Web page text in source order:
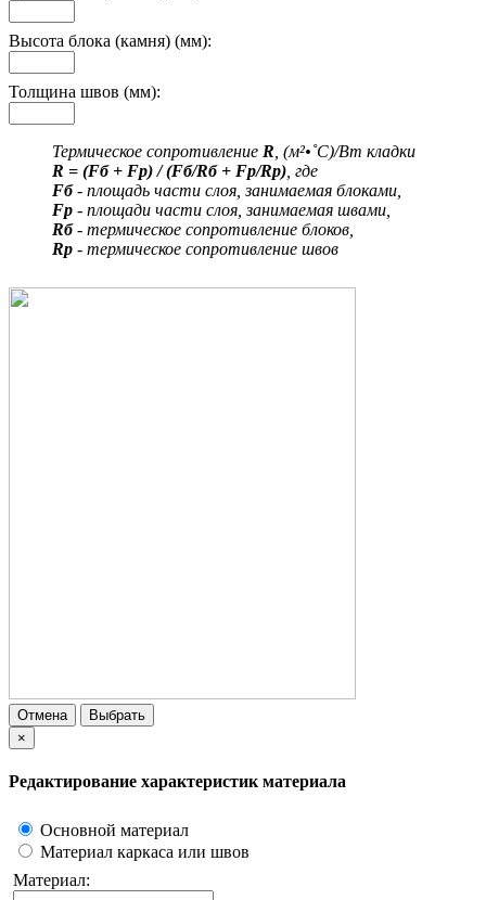
Высота блока (камня) (мм):
Толщина швов (мм):
Термическое сопротивление R , (м²•˚С)/Вт кладки
R = (Fб + Fр) / (Fб/Rб + Fр/Rр) , где
Fб- площадь части слоя, занимаемая блоками,
Fр - площади части слоя, занимаемая швами,
Rб- термическое сопротивление блоков,
Rр - термическое сопротивление швов
Отмена
Выбрать
×
Редактирование характеристик материала
Основной материал
Материал каркаса или швов
Материал: